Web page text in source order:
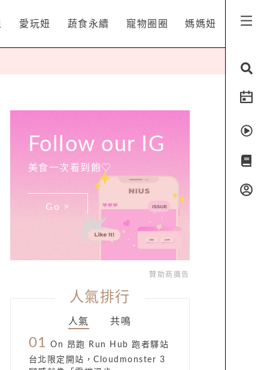
愛玩妞 蔬食永續 寵物圈圈 媽媽妞
Follow our IG
美食一次看到飽♡
Go >
贊助商廣告
人氣排行
人氣 共鳴
01 On 昂跑 Run Hub 跑者驛站
台北限定開站，Cloudmonster 3